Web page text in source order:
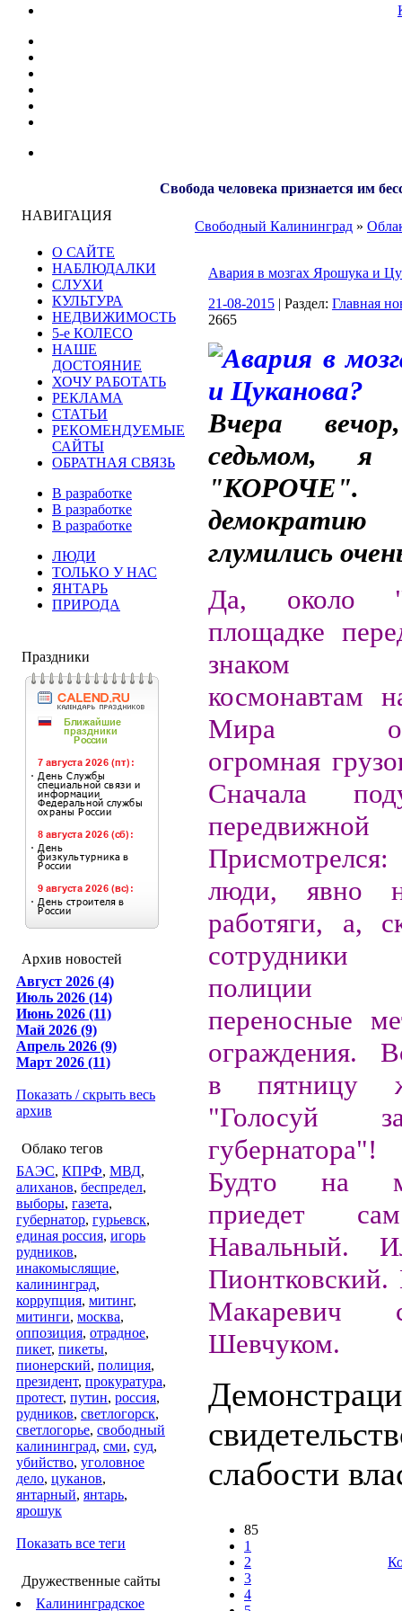
Свобода человека признается им
НАВИГАЦИЯ
О САЙТЕ
НАБЛЮДАЛКИ
СЛУХИ
КУЛЬТУРА
НЕДВИЖИМОСТЬ
5-е КОЛЕСО
НАШЕ
ДОСТОЯНИЕ
ХОЧУ РАБОТАТЬ
РЕКЛАМА
СТАТЬИ
РЕКОМЕНДУЕМЫЕ
САЙТЫ
ОБРАТНАЯ СВЯЗЬ
В разработке
В разработке
В разработке
ЛЮДИ
ТОЛЬКО У НАС
ЯНТАРЬ
ПРИРОДА
Праздники
Архив новостей
Август 2026 (4)
Июль 2026 (14)
Июнь 2026 (11)
Май 2026 (9)
Апрель 2026 (9)
Март 2026 (11)
Показать / скрыть весь
архив
Облако тегов
БАЭС, КПРФ, МВД,
алиханов, беспредел,
выборы, газета,
губернатор, гурьевск,
единая россия, игорь
рудников,
инакомыслящие,
калининград,
коррупция, митинг,
митинги, москва,
оппозиция, отрадное,
пикет, пикеты,
пионерский, полиция,
президент, прокуратура,
протест, путин, россия,
рудников, светлогорск,
светлогорье, свободный
калининград, сми, суд,
убийство, уголовное
дело, цуканов,
янтарный, янтарь,
ярошук
Показать все теги
Дружественные сайты
Калининградское
Свободный Калининград »
Авария в мозгах Ярошука и
21-08-2015 | Раздел: Главная
2665
Вчера
седьмом,
глумились
Да, около
площадке
знаком
космонавтам
Мира
огромная
Сначала
люди, явно
работяги, а,
полиции
переносные
ограждения.
в пятницу
"Голосуй
Будто на
приедет
Навальный.
Шевчуком.
слабости
85
1
2
3
4